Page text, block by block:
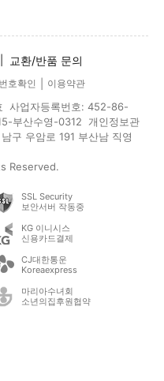
교환/반품 문의
호확인 이용약관
사업자등록번호: 452-86-
부산수영-0312 개인정보관
구 우암로 191 부산남 직영
Reserved.
SSL Security
보안서버 작동중
KG 이니시스
신용카드결제
CJ대한통운
Koreaexpress
마리아수녀회
소년의집후원협약